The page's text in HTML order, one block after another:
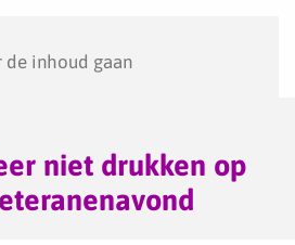
de inhoud gaan
niet drukken op